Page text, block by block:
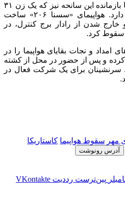
براساس اعلام این مرکز، تنها بازمانده این سانحه نیز که یک زن ۳۱
ساله است، شرایط بحرانی دارد. هواپیمای «سسنا ۲۰۶» ساخت
خارج شدن از رادار برج کنترل، در
سقوط کرد.
امداد و نجات بقایای هواپیما را در
و پس از حضور در محل از کشته
سرنشینان برای یک شرکت فعال در
مهر سقوط هواپیما کاستاریکا
آدرس رونوشت
‫پین‌ترست ‫رددیت ‫VKontakte